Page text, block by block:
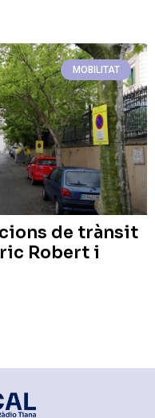
MOBILITAT
de trànsit
Robert i